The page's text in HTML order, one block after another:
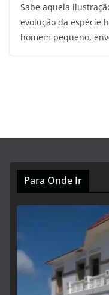
Sabe aquela
evolução da espécie
homem pequeno,
Para Onde Ir